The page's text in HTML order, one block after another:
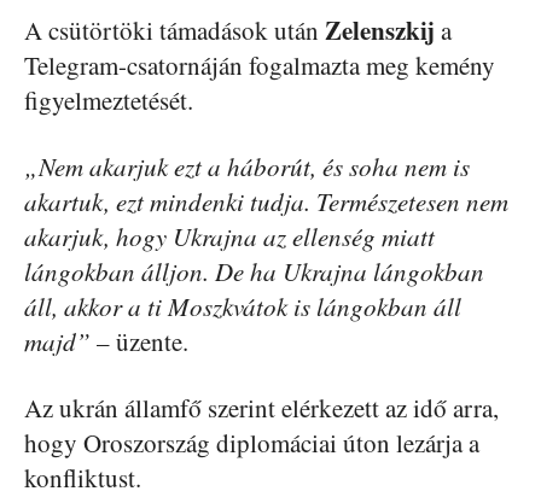
A csütörtöki támadások után Zelenszkij a
Telegram-csatornáján fogalmazta meg kemény
figyelmeztetését.
„Nem akarjuk ezt a háborút, és soha nem is
akartuk, ezt mindenki tudja. Természetesen nem
akarjuk, hogy Ukrajna az ellenség miatt
lángokban álljon. De ha Ukrajna lángokban
áll, akkor a ti Moszkvátok is lángokban áll
majd” – üzente.
Az ukrán államfő szerint elérkezett az idő arra,
hogy Oroszország diplomáciai úton lezárja a
konfliktust.